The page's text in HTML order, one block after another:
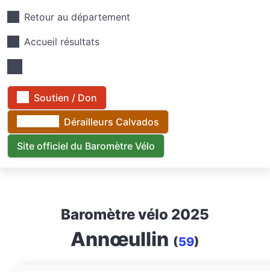
Retour au département
Accueil résultats
Soutien / Don
Dérailleurs Calvados
Site officiel du Baromètre Vélo
Baromètre vélo 2025
Annœullin (59)